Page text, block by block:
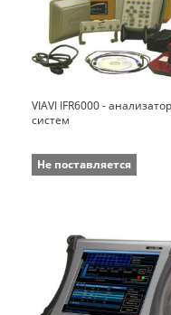
VIAVI IFR6000 -
систем
Не поставляется